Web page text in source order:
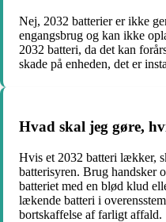
Nej, 2032 batterier er ikke
engangsbrug og kan ikke
2032 batteri, da det kan
skade på enheden, det er
Hvad skal jeg gøre,
Hvis et 2032 batteri lækker,
batterisyren. Brug handsker
batteriet med en blød klud
lækende batteri i
bortskaffelse af farligt affald.